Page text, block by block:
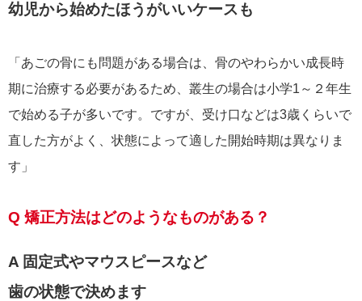
幼児から始めたほうがいいケースも
「あごの骨にも問題がある場合は、骨のやわらかい成長時
期に治療する必要があるため、叢生の場合は小学1～２年生
で始める子が多いです。ですが、受け口などは3歳くらいで
直した方がよく、状態によって適した開始時期は異なりま
す」
Q 矯正方法はどのようなものがある？
A 固定式やマウスピースなど
歯の状態で決めます